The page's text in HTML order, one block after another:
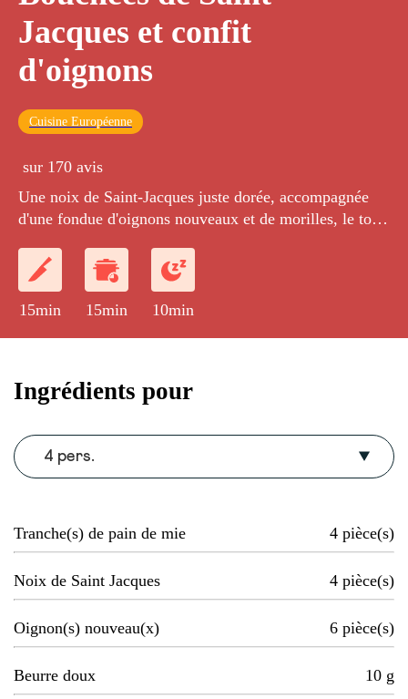
Jacques et confit
d'oignons
Cuisine Européenne
sur 170 avis
Une noix de Saint-Jacques juste dorée, accompagnée
d'une fondue d'oignons nouveaux et de morilles, le tout
15min 15min 10min
Ingrédients pour
4 pers.
Tranche(s) de pain de mie 4 pièce(s)
Noix de Saint Jacques 4 pièce(s)
Oignon(s) nouveau(x) 6 pièce(s)
Beurre doux 10 g